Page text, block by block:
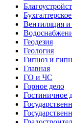
Вентиляция
Геодезия
Геология
Гипноз и
Главная
ГО и ЧС
Горное дело
Гостиничное